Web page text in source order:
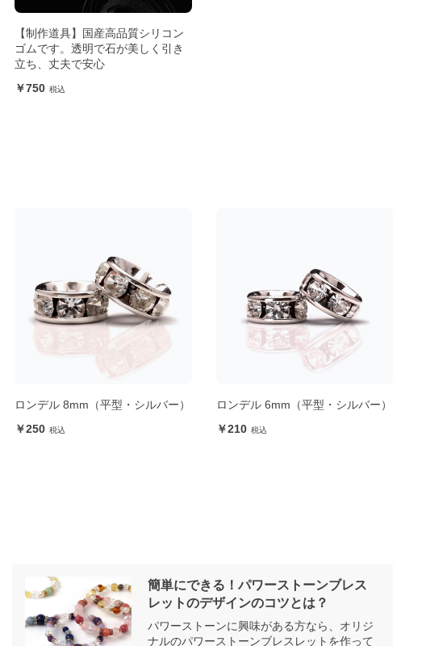
【制作道具】国産高品質シリコン
ゴムです。透明で石が美しく引き
立ち、丈夫で安心
750
ロンデル 8mm（平型・シルバー）
250
ロンデル 6mm（平型・シルバー）
210
簡単にできる！パワーストーンブレス
レットのデザインのコツとは？
パワーストーンに興味がある方なら、オリジ
ナルのパワーストーンブレスレットを作って